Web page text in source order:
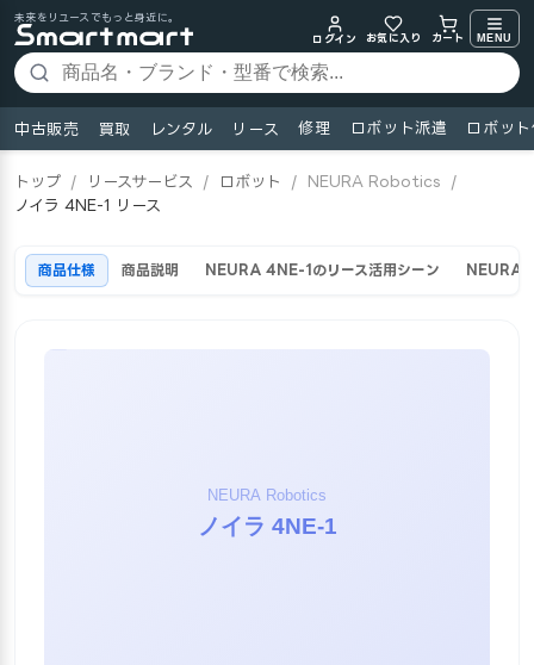
未来をリユースでもっと身近に。
ログイン
お気に入り カート MENU
中古販売 買取 レンタル リース 修理 ロボット派遣 ロボッ
トップ / リースサービス / ロボット / NEURA Robotics
/
ノイラ 4NE-1 リース
商品仕様 商品説明 NEURA 4NE-1のリース活用シーン NEURA